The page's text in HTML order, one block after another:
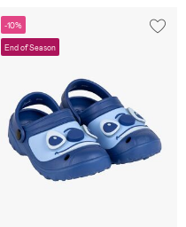
-10%
End of Season